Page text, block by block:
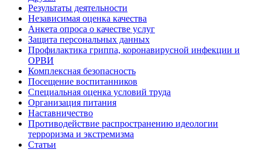
Результаты деятельности
Независимая оценка качества
Анкета опроса о качестве услуг
Защита персональных данных
Профилактика гриппа, коронавирусной инфекции и
ОРВИ
Комплексная безопасность
Посещение воспитанников
Специальная оценка условий труда
Организация питания
Наставничество
Противодействие распространению идеологии
терроризма и экстремизма
Статьи